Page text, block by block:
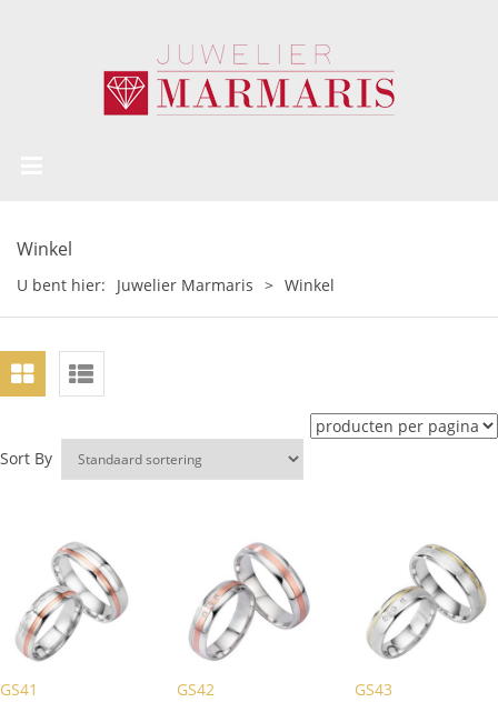
Winkel
U bent hier: Juwelier Marmaris > Winkel
Sort By
GS41 GS42 GS43